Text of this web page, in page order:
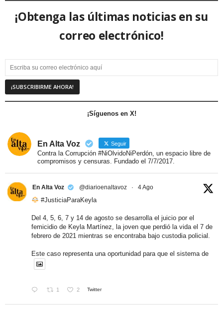
¡Obtenga las últimas noticias en su
correo electrónico!
¡Síguenos en X!
En Alta Voz Seguir
Contra la Corrupción #NiOlvidoNiPerdón, un espacio libre de
compromisos y censuras. Fundado el 7/7/2017.
En Alta Voz @diarioenaltavoz · 4 Ago
#JusticiaParaKeyla
Del 4, 5, 6, 7 y 14 de agosto se desarrolla el juicio por el
femicidio de Keyla Martínez, la joven que perdió la vida el 7 de
febrero de 2021 mientras se encontraba bajo custodia policial.
Este caso representa una oportunidad para que el sistema de
1 2 Twitter